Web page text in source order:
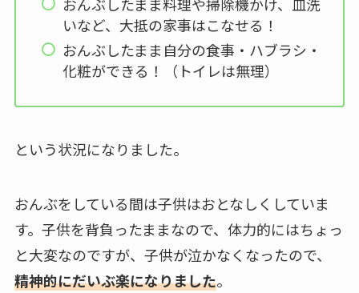
おんぶしたまま料理や掃除機かけ、皿洗
いなど、大抵の家事はこなせる！
おんぶしたまま自分の食事・ハブラシ・
化粧ができる！（トイレは無理）
という状況になりました。
おんぶをしている間は子供はおとなしくしていま
す。子供を背負ったままなので、体力的にはちょっ
と大変なのですが、子供が泣かなくなったので、
精神的にだいぶ楽になりました。